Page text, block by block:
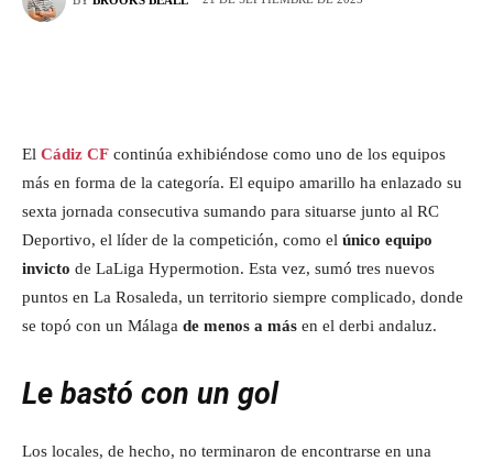
El Cádiz CF continúa exhibiéndose como uno de los equipos
más en forma de la categoría. El equipo amarillo ha enlazado su
sexta jornada consecutiva sumando para situarse junto al RC
Deportivo, el líder de la competición, como el único equipo
invicto de LaLiga Hypermotion. Esta vez, sumó tres nuevos
puntos en La Rosaleda, un territorio siempre complicado, donde
se topó con un Málaga de menos a más en el derbi andaluz.
Le bastó con un gol
Los locales, de hecho, no terminaron de encontrarse en una